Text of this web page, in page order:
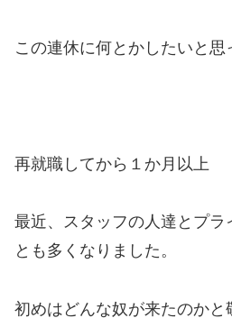
この連休に何とかしたいと
再就職してから１か月以上
最近、スタッフの人達とプラ
とも多くなりました。
初めはどんな奴が来たのかと